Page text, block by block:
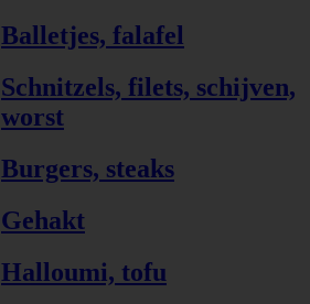
Balletjes, falafel
Schnitzels, filets, schijven,
worst
Burgers, steaks
Gehakt
Halloumi, tofu